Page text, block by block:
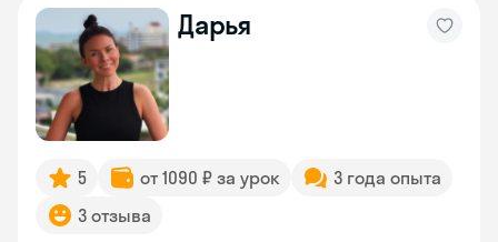
Дарья
5 от 1090 ₽ за урок
3 года опыта
3 отзыва